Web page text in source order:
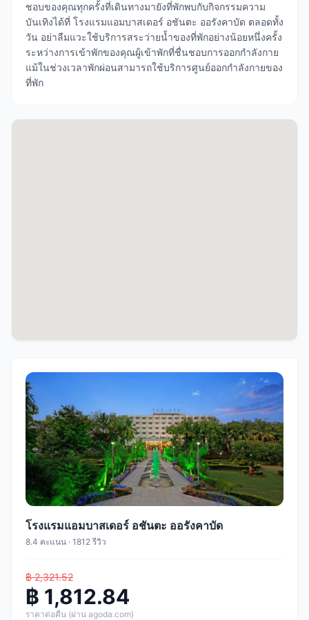
ชอบของคุณทุกครั้งที่เดินทางมายังที่พักพบกับกิจกรรมความ
บันเทิงได้ที่ โรงแรมแอมบาสเดอร์ อชันตะ ออรังคาบัด ตลอดทั้ง
วัน อย่าลืมแวะใช้บริการสระว่ายน้ำของที่พักอย่างน้อยหนึ่งครั้ง
ระหว่างการเข้าพักของคุณผู้เข้าพักที่ชื่นชอบการออกกำลังกาย
แม้ในช่วงเวลาพักผ่อนสามารถใช้บริการศูนย์ออกกำลังกายของ
ที่พัก
โรงแรมแอมบาสเดอร์ อชันตะ ออรังคาบัด
8.4 คะแนน · 1812 รีวิว
฿ 2,321.52
฿ 1,812.84
ราคาต่อคืน (ผ่าน agoda.com)